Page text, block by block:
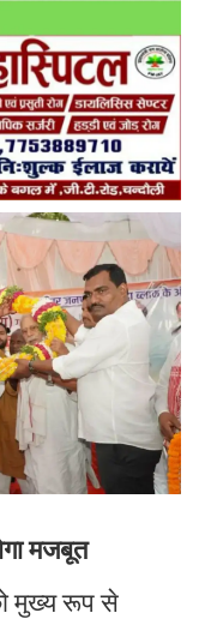
मजबूत
मुख्य रूप से